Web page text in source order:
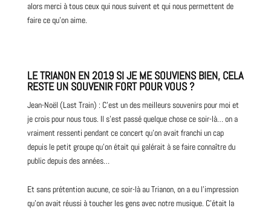
alors merci à tous ceux qui nous suivent et qui nous permettent de
faire ce qu’on aime.
LE TRIANON EN 2019 SI JE ME SOUVIENS BIEN, CELA
RESTE UN SOUVENIR FORT POUR VOUS ?
Jean-Noël (Last Train) : C’est un des meilleurs souvenirs pour moi et
je crois pour nous tous. Il s’est passé quelque chose ce soir-là… on a
vraiment ressenti pendant ce concert qu’on avait franchi un cap
depuis le petitgroupequ’on était qui galérait à se faire connaître du
public depuis des années…
Et sans prétention aucune, ce soir-là au Trianon, on a eu l’impression
qu’on avait réussi à toucher les gens avec notre musique. C’était la